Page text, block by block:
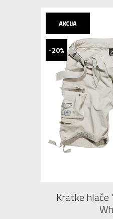
Kratke hlače
-20%